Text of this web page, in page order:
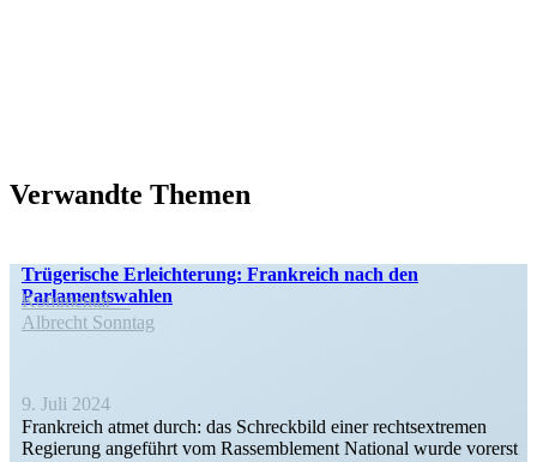
Verwandte Themen
Trüge­rische Erleich­terung: Frank­reich nach den
Parlamentswahlen
Kommentar
Albrecht Sonntag
9. Juli 2024
Frank­reich atmet durch: das Schreckbild einer rechts­extremen
Regierung angeführt vom Rassem­blement National wurde vorerst